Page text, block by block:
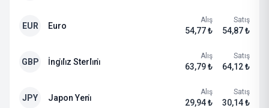
EUR Euro
Alış
54,77 ₺
Satış
54,87 ₺
GBP İngi̇li̇z Sterli̇ni̇
Alış
63,79 ₺
Satış
64,12 ₺
JPY Japon Yeni̇
Alış
29,94 ₺
Satış
30,14 ₺